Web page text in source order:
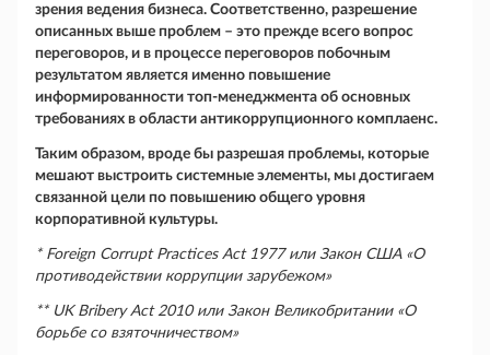
зрения ведения бизнеса. Соответственно, разрешение
описанных выше проблем – это прежде всего вопрос
переговоров, и в процессе переговоров побочным
результатом является именно повышение
информированности топ-менеджмента об основных
требованиях в области антикоррупционного комплаенс.
Таким образом, вроде бы разрешая проблемы, которые
мешают выстроить системные элементы, мы достигаем
связанной цели по повышению общего уровня
корпоративной культуры.
* Foreign Corrupt Practices Act 1977 или Закон США «О
противодействии коррупции зарубежом»
** UK Bribery Act 2010 или Закон Великобритании «О
борьбе со взяточничеством»